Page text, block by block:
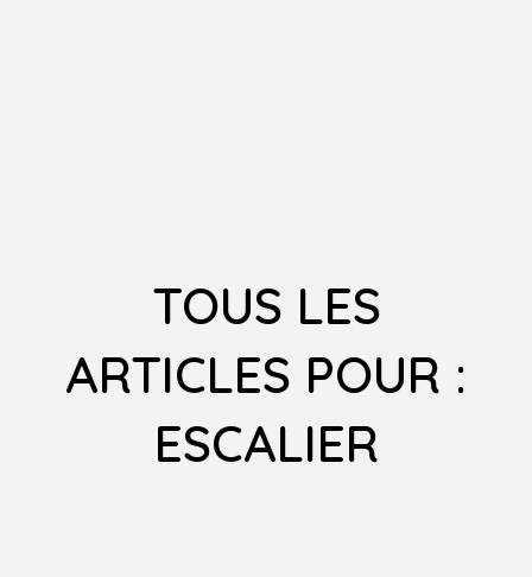
TOUS LES
ARTICLES POUR :
ESCALIER